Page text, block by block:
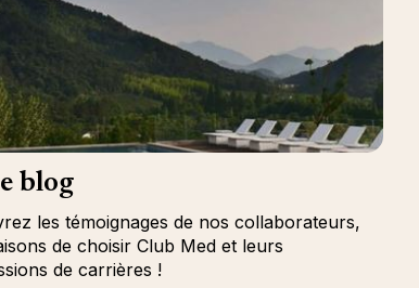
blog
les témoignages de nos collaborateurs,
de choisir Club Med et leurs
de carrières !